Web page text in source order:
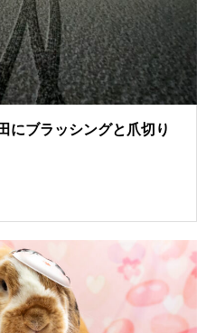
にブラッシングと爪切り